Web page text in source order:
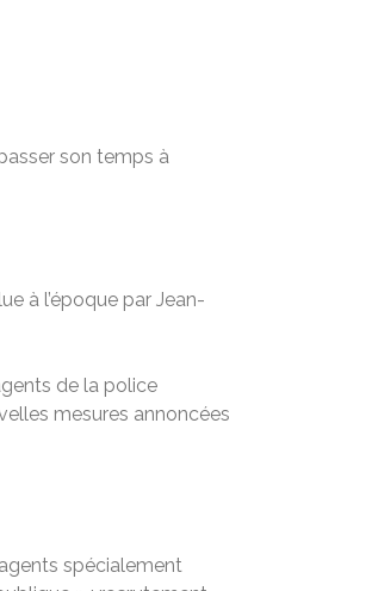
son temps à
à l’époque par Jean-
de la police
mesures annoncées
spécialement